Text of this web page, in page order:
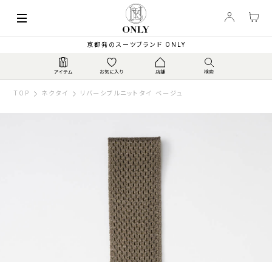
京都発のスーツブランド ONLY
TOP ネクタイ リバーシブルニットタイ ベージュ